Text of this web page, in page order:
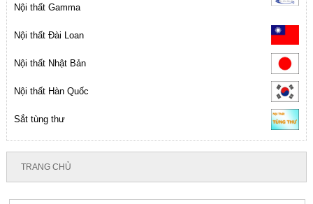
Nội thất Gamma
Nội thất Đài Loan
Nội thất Nhật Bản
Nội thất Hàn Quốc
Sắt tùng thư
TRANG CHỦ